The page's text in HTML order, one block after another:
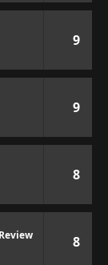
9
9
8
8